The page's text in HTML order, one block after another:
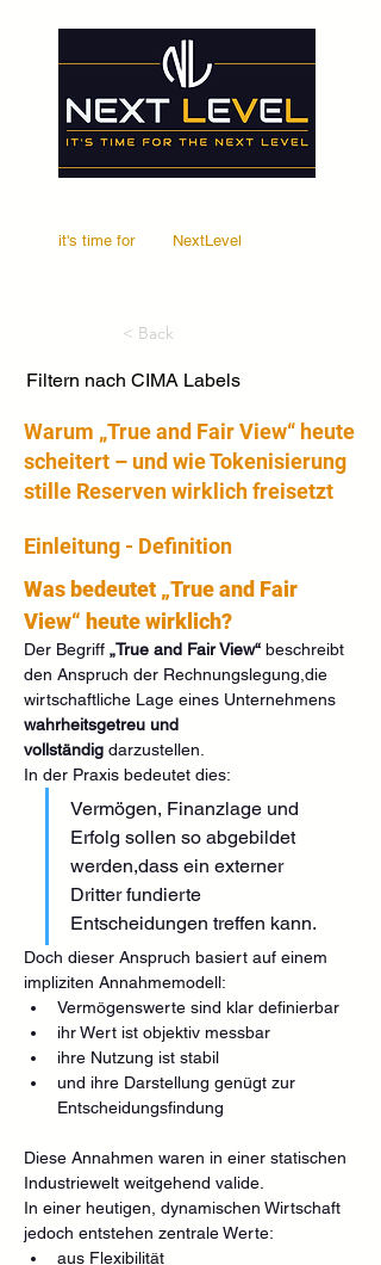
it's time for NextLevel
< Back
Filtern nach CIMA Labels
Warum „True and Fair View“ heute
scheitert – und wie Tokenisierung
stille Reserven wirklich freisetzt
Einleitung - Definition
Was bedeutet „True and Fair
View“ heute wirklich?
Der Begriff „True and Fair View“ beschreibt
den Anspruch der Rechnungslegung,die
wirtschaftliche Lage eines Unternehmens
wahrheitsgetreu und
vollständig darzustellen.
In der Praxis bedeutet dies:
Vermögen, Finanzlage und
Erfolg sollen so abgebildet
werden,dass ein externer
Dritter fundierte
Entscheidungen treffen kann.
Doch dieser Anspruch basiert auf einem
impliziten Annahmemodell:
Vermögenswerte sind klar definierbar
ihr Wert ist objektiv messbar
ihre Nutzung ist stabil
und ihre Darstellung genügt zur
Entscheidungsfindung
Diese Annahmen waren in einer statischen
Industriewelt weitgehend valide.
In einer heutigen, dynamischen Wirtschaft
jedoch entstehen zentrale Werte:
aus Flexibilität